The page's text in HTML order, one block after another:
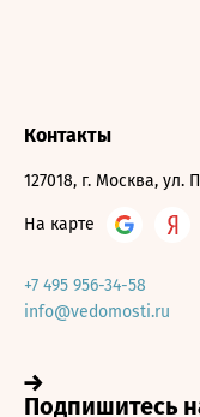
Контакты
127018, г. Москва, ул.
На карте
+7 495 956-34-58
info@vedomosti.ru